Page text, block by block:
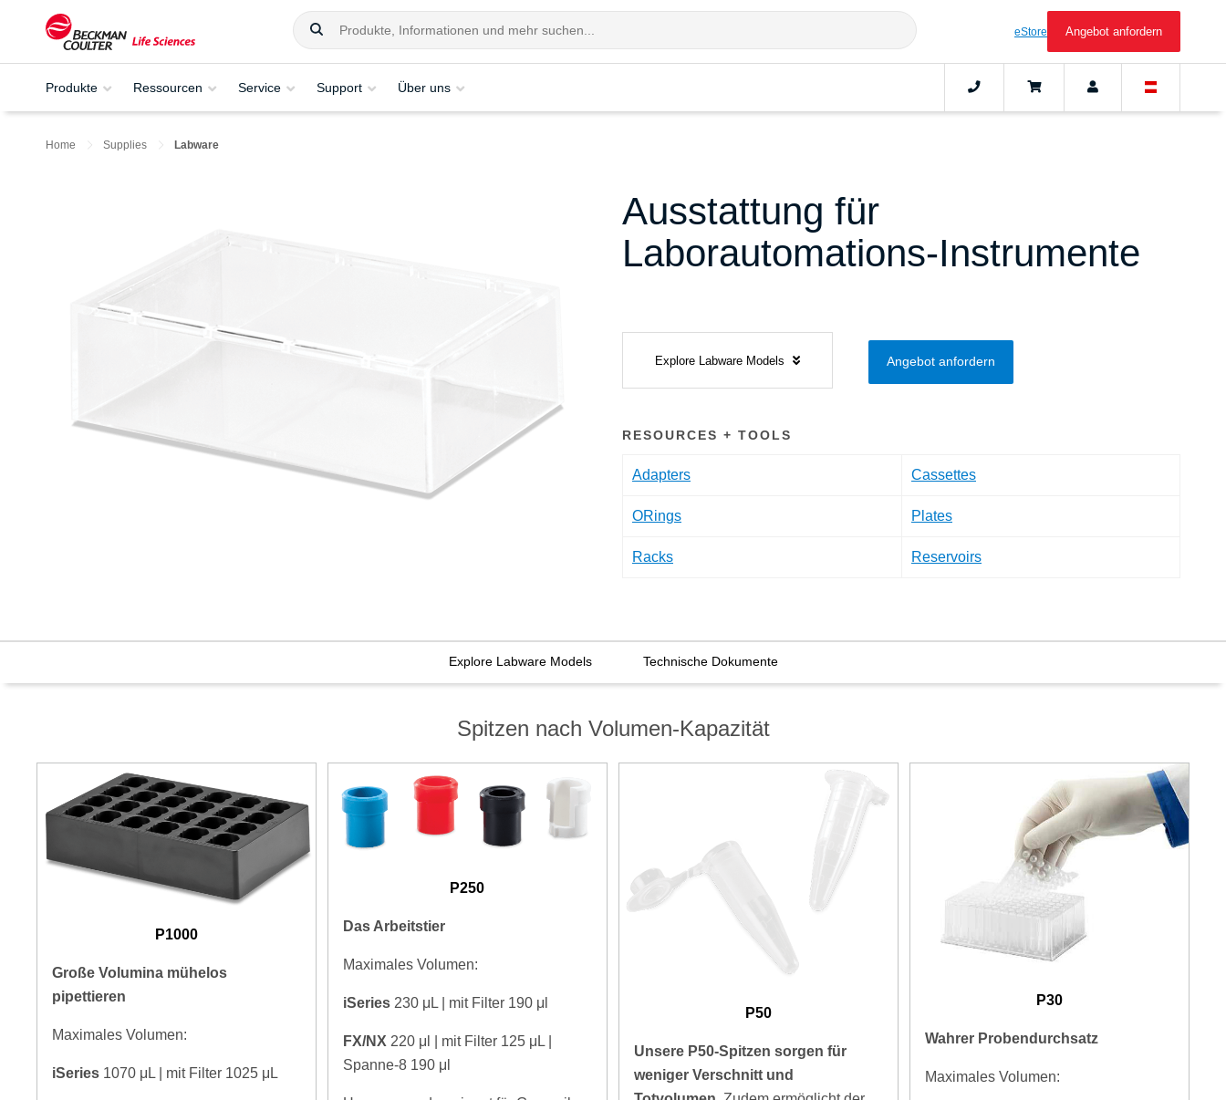
eStore Angebot anfordern
Produkte Ressourcen Service Support Über uns
Home Supplies Labware
Ausstattung für
Laborautomations-Instrumente
Explore Labware Models Angebot anfordern
RESOURCES + TOOLS
Adapters Cassettes
ORings Plates
Racks Reservoirs
Explore Labware Models Technische Dokumente
Spitzen nach Volumen-Kapazität
P1000
Große Volumina mühelos
pipettieren
Maximales Volumen:
iSeries 1070 μL | mit Filter 1025 μL
P250
Das Arbeitstier
Maximales Volumen:
iSeries 230 μL | mit Filter 190 μl
FX/NX 220 μl | mit Filter 125 μL |
Spanne-8 190 μl
P50
Unsere P50-Spitzen sorgen für
weniger Verschnitt und
P30
Wahrer Probendurchsatz
Maximales Volumen: